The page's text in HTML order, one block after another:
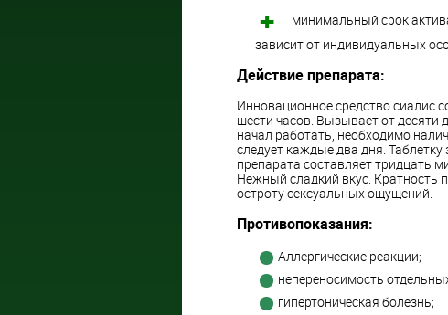
минимальный срок
зависит от индивидуальных
Действие препарата:
Инновационное средство сиалис
шести часов. Вызывает от десяти
начал работать, необходимо
следует каждые два дня.
препарата составляет тридцать
Нежный сладкий вкус. Кратность
остроту сексуальных ощущений.
Противопоказания:
Аллергические реакции;
непереносимость
гипертоническая болезнь;